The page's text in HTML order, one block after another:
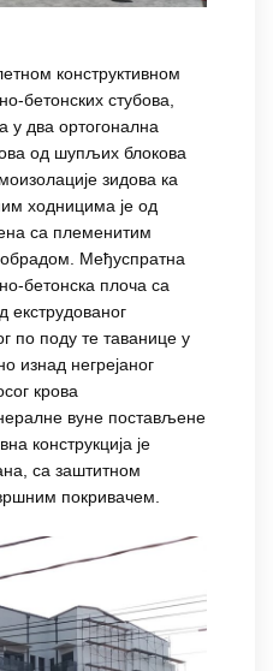
конструктивном
бетонских стубова,
у два ортогонална
од шупљих блокова
зидова ка
ходницима је од
са племенитим
Међуспратна
бетонска плоча са
екструдованог
по поду те таванице у
изнад негрејаног
крова
вуне постављене
конструкција је
са заштитном
покривачем.